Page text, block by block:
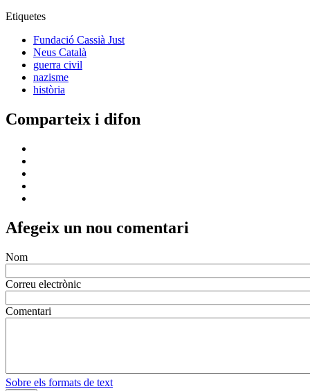
Etiquetes
Fundació Cassià Just
Neus Català
guerra civil
nazisme
història
Comparteix i difon
Afegeix un nou comentari
Nom
Correu electrònic
Comentari
Sobre els formats de text